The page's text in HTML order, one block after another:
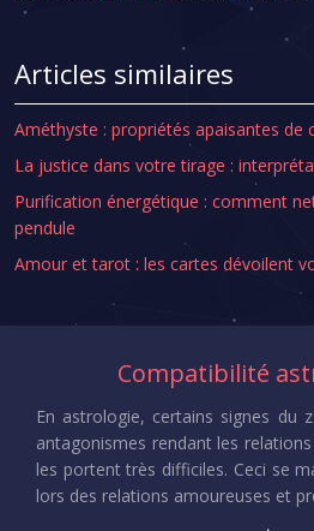
Articles similaires
Améthyste : propriétés apaisantes de
La justice dans votre tirage :
Purification énergétique : comment
pendule
Amour et tarot : les cartes dévoilent
Compatibilité
En astrologie, certains signes du
antagonismes rendant les
les portent très difficiles. Ceci se
lors des relations amoureuses et